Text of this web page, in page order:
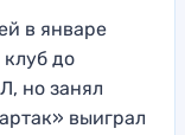
в январе
клуб до
но занял
выиграл